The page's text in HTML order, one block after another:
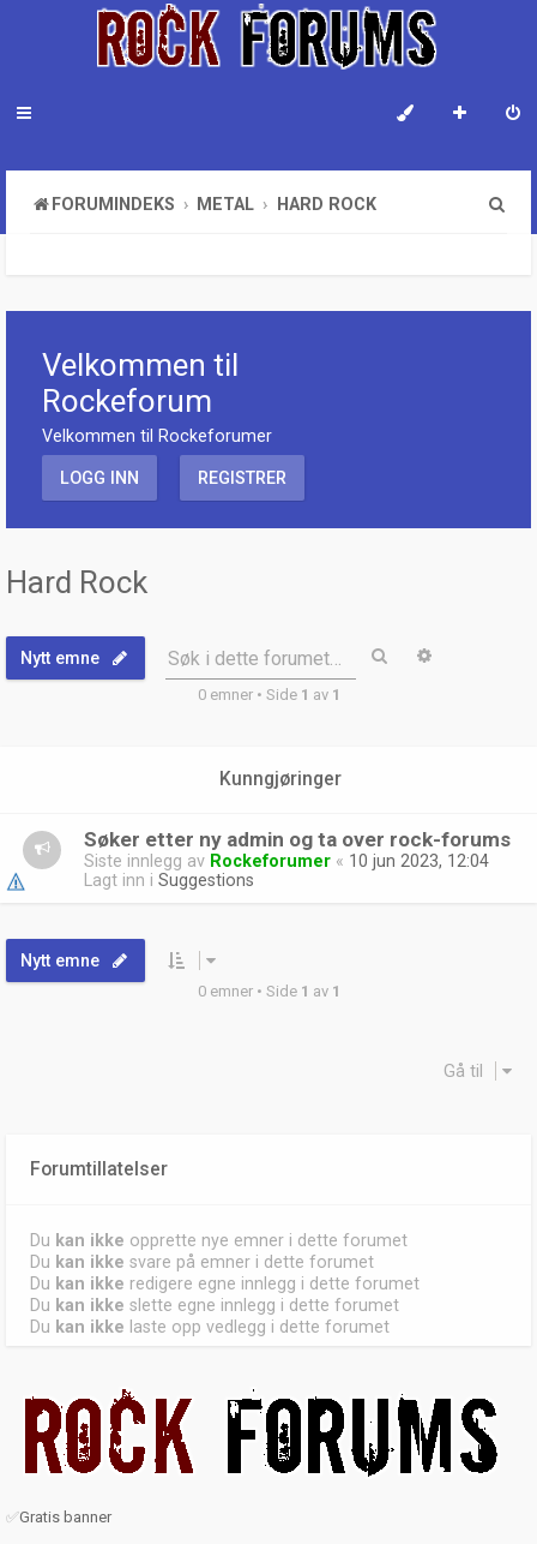
FORUMINDEKS METAL HARD ROCK
Velkommen til
Rockeforum
Velkommen til Rockeforumer
LOGG INN REGISTRER
Hard Rock
Nytt emne Søk i dette forumet… Søk
0 emner • Side 1 av 1
Kunngjøringer
Søker etter ny admin og ta over rock-forums
Siste innlegg av Rockeforumer « 10 jun 2023, 12:04
Lagt inn i Suggestions
Nytt emne
0 emner • Side 1 av 1
Gå til
Forumtillatelser
Du kan ikke opprette nye emner i dette forumet
Du kan ikke svare på emner i dette forumet
Du kan ikke redigere egne innlegg i dette forumet
Du kan ikke slette egne innlegg i dette forumet
Du kan ikke laste opp vedlegg i dette forumet
✅Gratis banner